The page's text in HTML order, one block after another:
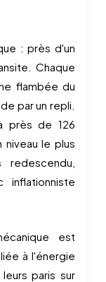
: près d'un
Chaque
flambée du
par un repli.
près de 126
le plus
est
à l'énergie
paris sur